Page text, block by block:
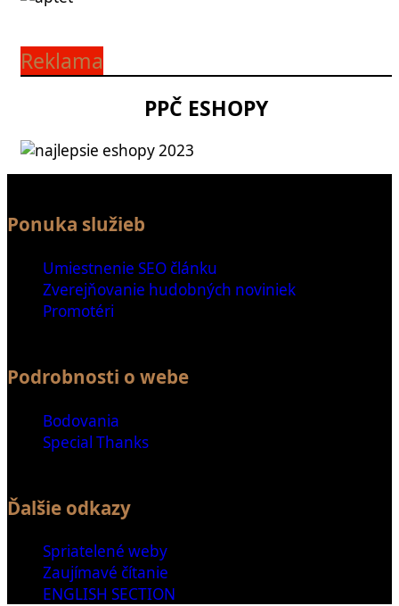
Reklama
PPČ ESHOPY
Ponuka služieb
Umiestnenie SEO článku
Zverejňovanie hudobných noviniek
Promotéri
Podrobnosti o webe
Bodovania
Special Thanks
Ďalšie odkazy
Spriatelené weby
Zaujímavé čítanie
ENGLISH SECTION